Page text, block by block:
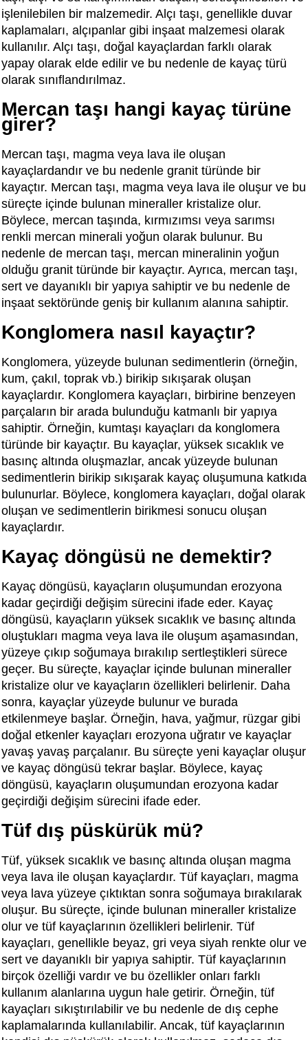
işlenilebilen bir malzemedir. Alçı taşı, genellikle duvar
kaplamaları, alçıpanlar gibi inşaat malzemesi olarak
kullanılır. Alçı taşı, doğal kayaçlardan farklı olarak
yapay olarak elde edilir ve bu nedenle de kayaç türü
olarak sınıflandırılmaz.
Mercan taşı hangi kayaç türüne
girer?
Mercan taşı, magma veya lava ile oluşan
kayaçlardandır ve bu nedenle granit türünde bir
kayaçtır. Mercan taşı, magma veya lava ile oluşur ve bu
süreçte içinde bulunan mineraller kristalize olur.
Böylece, mercan taşında, kırmızımsı veya sarımsı
renkli mercan minerali yoğun olarak bulunur. Bu
nedenle de mercan taşı, mercan mineralinin yoğun
olduğu granit türünde bir kayaçtır. Ayrıca, mercan taşı,
sert ve dayanıklı bir yapıya sahiptir ve bu nedenle de
inşaat sektöründe geniş bir kullanım alanına sahiptir.
Konglomera nasıl kayaçtır?
Konglomera, yüzeyde bulunan sedimentlerin (örneğin,
kum, çakıl, toprak vb.) birikip sıkışarak oluşan
kayaçlardır. Konglomera kayaçları, birbirine benzeyen
parçaların bir arada bulunduğu katmanlı bir yapıya
sahiptir. Örneğin, kumtaşı kayaçları da konglomera
türünde bir kayaçtır. Bu kayaçlar, yüksek sıcaklık ve
basınç altında oluşmazlar, ancak yüzeyde bulunan
sedimentlerin birikip sıkışarak kayaç oluşumuna katkıda
bulunurlar. Böylece, konglomera kayaçları, doğal olarak
oluşan ve sedimentlerin birikmesi sonucu oluşan
kayaçlardır.
Kayaç döngüsü ne demektir?
Kayaç döngüsü, kayaçların oluşumundan erozyona
kadar geçirdiği değişim sürecini ifade eder. Kayaç
döngüsü, kayaçların yüksek sıcaklık ve basınç altında
oluştukları magma veya lava ile oluşum aşamasından,
yüzeye çıkıp soğumaya bırakılıp sertleştikleri sürece
geçer. Bu süreçte, kayaçlar içinde bulunan mineraller
kristalize olur ve kayaçların özellikleri belirlenir. Daha
sonra, kayaçlar yüzeyde bulunur ve burada
etkilenmeye başlar. Örneğin, hava, yağmur, rüzgar gibi
doğal etkenler kayaçları erozyona uğratır ve kayaçlar
yavaş yavaş parçalanır. Bu süreçte yeni kayaçlar oluşur
ve kayaç döngüsü tekrar başlar. Böylece, kayaç
döngüsü, kayaçların oluşumundan erozyona kadar
geçirdiği değişim sürecini ifade eder.
Tüf dış püskürük mü?
Tüf, yüksek sıcaklık ve basınç altında oluşan magma
veya lava ile oluşan kayaçlardır. Tüf kayaçları, magma
veya lava yüzeye çıktıktan sonra soğumaya bırakılarak
oluşur. Bu süreçte, içinde bulunan mineraller kristalize
olur ve tüf kayaçlarının özellikleri belirlenir. Tüf
kayaçları, genellikle beyaz, gri veya siyah renkte olur ve
sert ve dayanıklı bir yapıya sahiptir. Tüf kayaçlarının
birçok özelliği vardır ve bu özellikler onları farklı
kullanım alanlarına uygun hale getirir. Örneğin, tüf
kayaçları sıkıştırılabilir ve bu nedenle de dış cephe
kaplamalarında kullanılabilir. Ancak, tüf kayaçlarının